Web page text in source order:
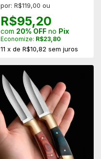
por: R$119,00 ou
R$95,20
com 20% OFFno Pix
Economize: R$23,80
11 x de R$10,82 sem juros